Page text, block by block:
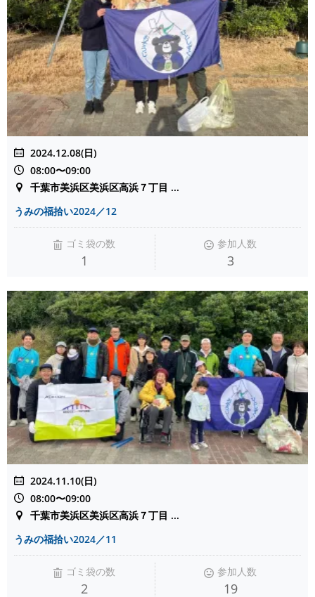
2024.12.08(日)
08:00〜09:00
千葉市美浜区美浜区高浜７丁目 ...
うみの福拾い2024／12
ゴミ袋の数
1
参加人数
3
2024.11.10(日)
08:00〜09:00
千葉市美浜区美浜区高浜７丁目 ...
うみの福拾い2024／11
ゴミ袋の数
2
参加人数
19